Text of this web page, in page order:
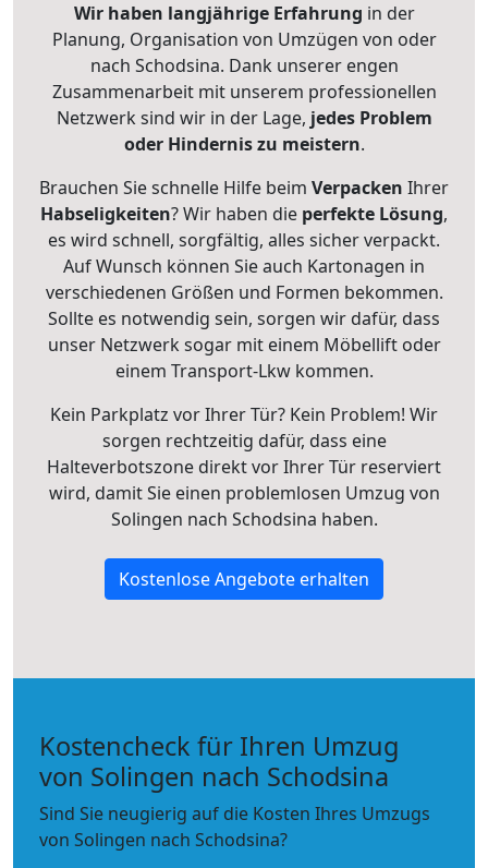
Wir haben langjährige Erfahrung in der
Planung, Organisation von Umzügen von oder
nach Schodsina. Dank unserer engen
Zusammenarbeit mit unserem professionellen
Netzwerk sind wir in der Lage, jedes Problem
oder Hindernis zu meistern.
Brauchen Sie schnelle Hilfe beim Verpacken Ihrer
Habseligkeiten? Wir haben die perfekte Lösung,
es wird schnell, sorgfältig, alles sicher verpackt.
Auf Wunsch können Sie auch Kartonagen in
verschiedenen Größen und Formen bekommen.
Sollte es notwendig sein, sorgen wir dafür, dass
unser Netzwerk sogar mit einem Möbellift oder
einem Transport-Lkw kommen.
Kein Parkplatz vor Ihrer Tür? Kein Problem! Wir
sorgen rechtzeitig dafür, dass eine
Halteverbotszone direkt vor Ihrer Tür reserviert
wird, damit Sie einen problemlosen Umzug von
Solingen nach Schodsina haben.
Kostenlose Angebote erhalten
Kostencheck für Ihren Umzug
von Solingen nach Schodsina
Sind Sie neugierig auf die Kosten Ihres Umzugs
von Solingen nach Schodsina?